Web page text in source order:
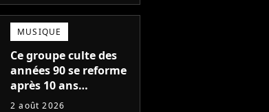
MUSIQUE
Ce groupe culte des
années 90 se reforme
après 10 ans
d'absence et annonce
2 août 2026